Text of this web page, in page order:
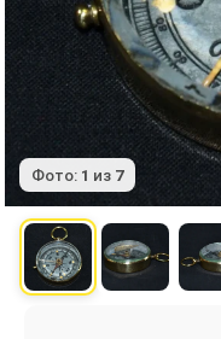
Фото: 1 из 7